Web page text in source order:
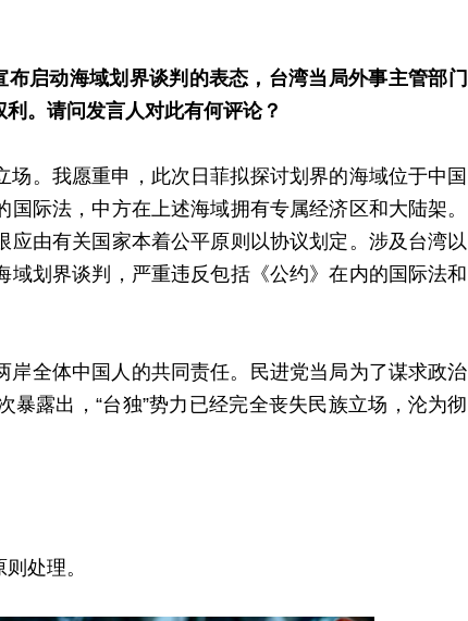
启动海域划界谈判的表态，台湾当局外事主管部门
。请问发言人对此有何评论？
。我愿重申，此次日菲拟探讨划界的海域位于中国
际法，中方在上述海域拥有专属经济区和大陆架。
由有关国家本着公平原则以协议划定。涉及台湾以
划界谈判，严重违反包括《公约》在内的国际法和
全体中国人的共同责任。民进党当局为了谋求政治
露出，“台独”势力已经完全丧失民族立场，沦为彻
处理。